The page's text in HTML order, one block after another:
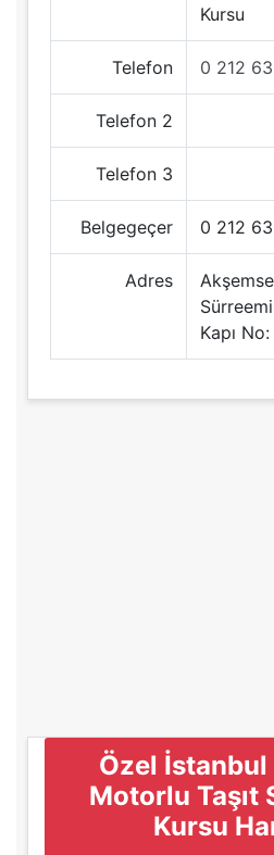
Kursu
Telefon 0 212
Telefon 2
Telefon 3
Belgegeçer 0 212
Adres
Kapı
Özel
Motorlu Taşıt
Kursu